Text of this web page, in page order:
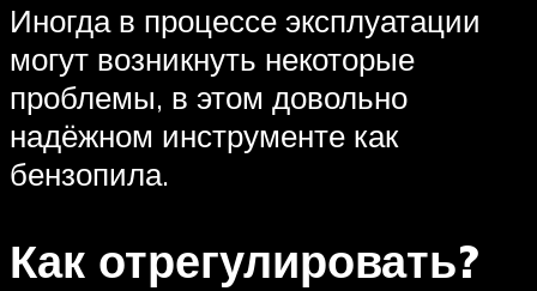
Иногда в процессе эксплуатации
могут возникнуть некоторые
проблемы, в этом довольно
надёжном инструменте как
бензопила.
Как отрегулировать?